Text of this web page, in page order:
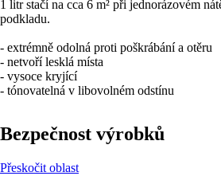
1 litr stačí na cca 6 m² při jednorázovém
podkladu.
- extrémně odolná proti poškrábání a otěru
- netvoří lesklá místa
- vysoce kryjící
- tónovatelná v libovolném odstínu
Bezpečnost výrobků
Přeskočit oblast